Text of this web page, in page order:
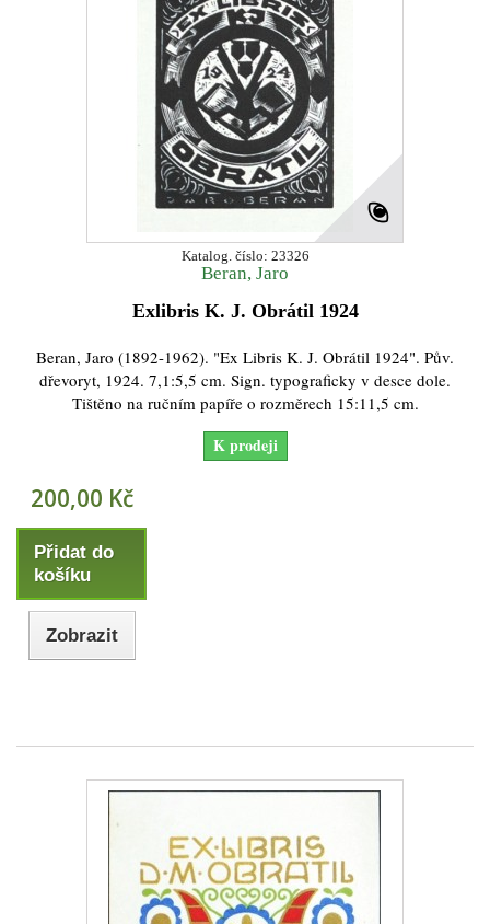
Katalog. číslo: 23326
Beran, Jaro
Exlibris K. J. Obrátil 1924
Beran, Jaro (1892-1962). "Ex Libris K. J. Obrátil 1924". Pův.
dřevoryt, 1924. 7,1:5,5 cm. Sign. typograficky v desce dole.
Tištěno na ručním papíře o rozměrech 15:11,5 cm.
K prodeji
200,00 Kč
Přidat do
košíku
Zobrazit